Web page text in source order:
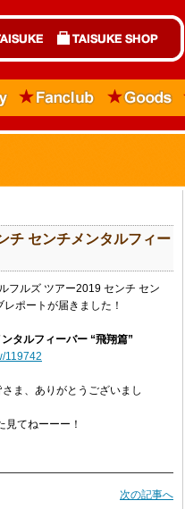
チ センチメンタルフィー
フルズ ツアー2019 センチ セン
ポートが届きました！
タルフィーバー “飛翔篇”
119742
ま、ありがとうございまし
てねーーー！
次の記事へ